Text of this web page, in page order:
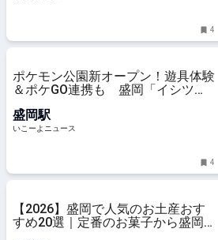
4
ポケモン公園新オープン！遊具体験
＆ポケGO連携も 盛岡「イシツブ
盛岡駅
いこーよニュース
4
【2026】盛岡で人気のお土産おす
すめ20選｜定番のお菓子から盛岡